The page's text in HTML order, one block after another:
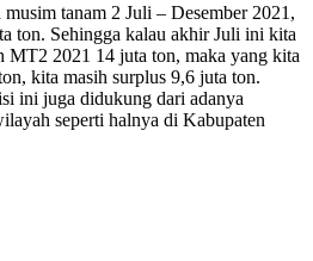
tanam 2 Juli – Desember 2021,
ton. Sehingga kalau akhir Juli ini kita
MT2 2021 14 juta ton, maka yang kita
kita masih surplus 9,6 juta ton.
ini juga didukung dari adanya
seperti halnya di Kabupaten